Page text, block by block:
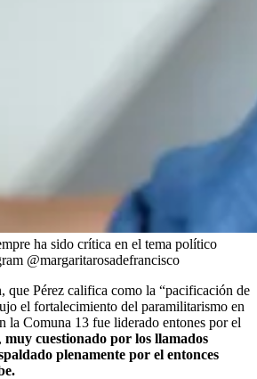
ha sido crítica en el tema político
@margaritarosadefrancisco
que Pérez califica como la “pacificación de
el fortalecimiento del paramilitarismo en
la Comuna 13 fue liderado entones por el
muy cuestionado por los llamados
plenamente por el entonces